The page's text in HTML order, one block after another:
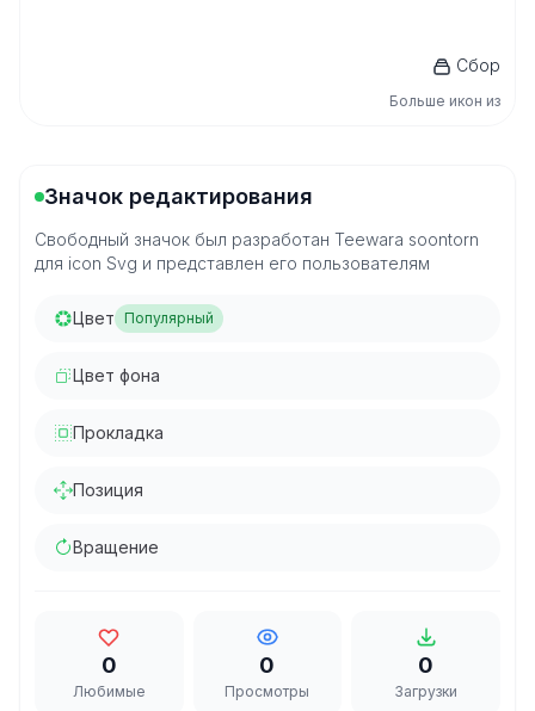
Сбор
Больше икон из
Значок редактирования
Свободный значок был разработан Teewara soontorn
для icon Svg и представлен его пользователям
Цвет Популярный
Цвет фона
Прокладка
Позиция
Вращение
0
Любимые
0
Просмотры
0
Загрузки